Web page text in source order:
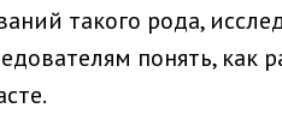
такого рода,
понять, как